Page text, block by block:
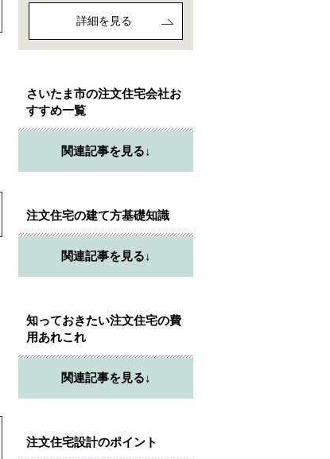
詳細を見る
さいたま市の注文住宅会社お
すすめ一覧
関連記事を見る↓
注文住宅の建て方基礎知識
関連記事を見る↓
知っておきたい注文住宅の費
用あれこれ
関連記事を見る↓
注文住宅設計のポイント